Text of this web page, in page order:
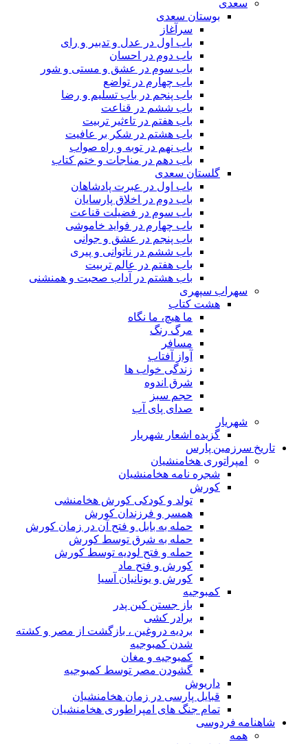
سعدی
بوستان سعدی
سرآغاز
باب اول در عدل و تدبیر و رای
باب دوم در احسان
باب سوم در عشق و مستی و شور
باب چهارم در تواضع
باب پنجم در باب تسلیم و رضا
باب ششم در قناعت
باب هفتم در تاءثیر تربیت
باب هشتم در شکر بر عافیت
باب نهم در توبه و راه صواب
باب دهم در مناجات و ختم کتاب
گلستان سعدی
باب اول در عبرت پادشاهان
باب دوم در اخلاق پارسایان
باب سوم در فضیلت قناعت
باب چهارم در فواید خاموشى
باب پنجم در عشق و جوانى
باب ششم در ناتوانى و پیرى
باب هفتم در عالم تربیت
باب هشتم در آداب صحبت و همنشنى
سهراب سپهری
هشت کتاب
ما هیچ، ما نگاه
مرگ رنگ
مسافر
آواز آفتاب
زندگی خواب ها
شرق اندوه
حجم سبز
صدای پای آب
شهریار
گزیده اشعار شهریار
تاریخ سرزمین پارس
امپراتوری هخامنشیان
شجره نامه هخامنشیان
کورش
تولد و کودکی کورش هخامنشی
همسر و فرزندان کورش
حمله به بابل و فتح آن در زمان کورش
حمله به شرق توسط کورش
حمله و فتح لودیه توسط کورش
کورش و فتح ماد
کورش و یونانیان آسیا
کمبوجیه
باز جستن کین پدر
برادر کشی
بردیه دروغین ، بازگشت از مصر و کشته
شدن کمبوجیه
کمبوجیه و مغان
گشودن مصر توسط کمبوجیه
داریوش
قبایل پارسی در زمان هخامنشیان
تمام جنگ های امپراطوری هخامنشیان
شاهنامه فردوسی
همه